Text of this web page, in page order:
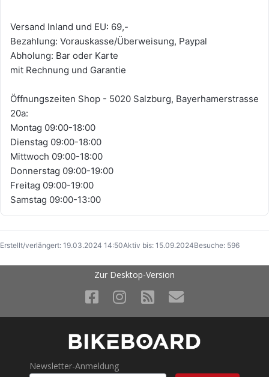
Versand Inland und EU: 69,-
Bezahlung: Vorauskasse/Überweisung, Paypal
Abholung: Bar oder Karte
mit Rechnung und Garantie
Öffnungszeiten Shop - 5020 Salzburg, Bayerhamerstrasse
20a:
Montag 09:00-18:00
Dienstag 09:00-18:00
Mittwoch 09:00-18:00
Donnerstag 09:00-19:00
Freitag 09:00-19:00
Samstag 09:00-13:00
Erstellt/verlängert: 19.03.2024 14:50Aktiv bis: 15.09.2024Besuche: 596
Zur Desktop-Version
Newsletter-Anmeldung